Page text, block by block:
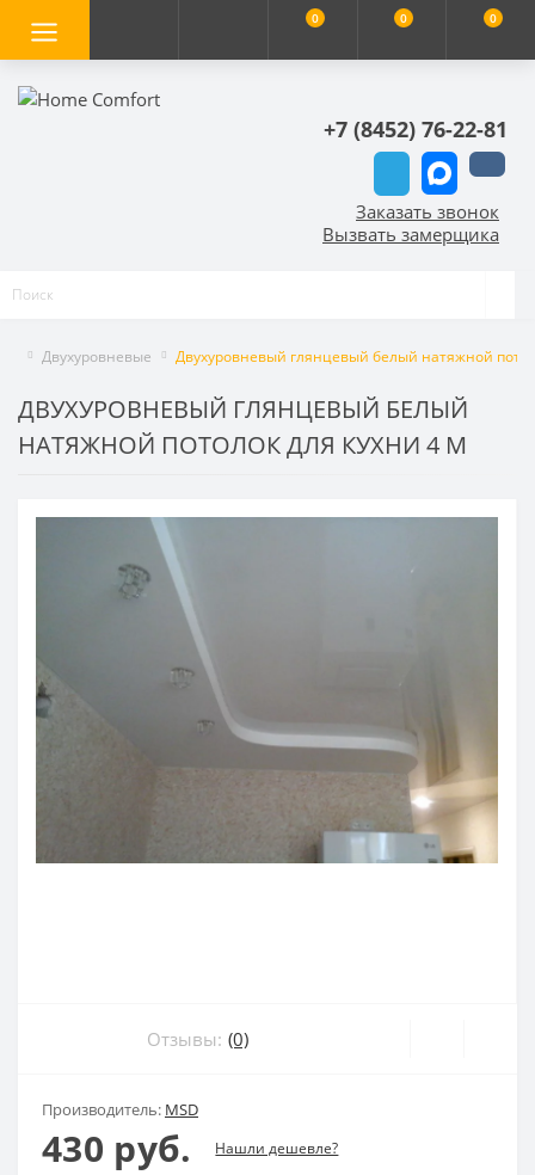
0 0 0
+7 (8452) 76-22-81
Заказать звонок
Вызвать замерщика
Двухуровневые Двухуровневый глянцевый белый натяжной
ДВУХУРОВНЕВЫЙ ГЛЯНЦЕВЫЙ БЕЛЫЙ
НАТЯЖНОЙ ПОТОЛОК ДЛЯ КУХНИ 4 М
Отзывы: (0)
Производитель: MSD
430 руб. Нашли дешевле?